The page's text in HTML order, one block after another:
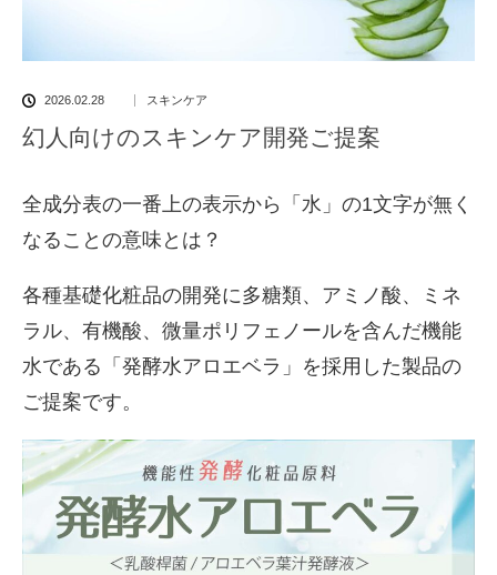
2026.02.28 スキンケア
幻人向けのスキンケア開発ご提案
全成分表の一番上の表示から「水」の1文字が無く
なることの意味とは？
各種基礎化粧品の開発に多糖類、アミノ酸、ミネ
ラル、有機酸、微量ポリフェノールを含んだ機能
水である「発酵水アロエベラ」を採用した製品の
ご提案です。